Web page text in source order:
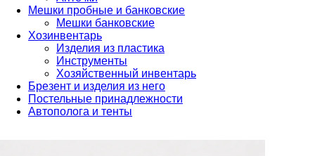
Мешки пробные и банковские
Мешки банковские
Хозинвентарь
Изделия из пластика
Инструменты
Хозяйственный инвентарь
Брезент и изделия из него
Постельные принадлежности
Автополога и тенты